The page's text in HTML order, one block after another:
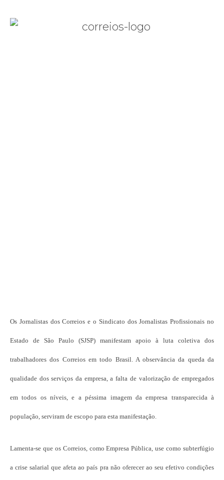
Os Jornalistas dos Correios e o Sindicato dos Jornalistas Profissionais no
Estado de São Paulo (SJSP) manifestam apoio à luta coletiva dos
trabalhadores dos Correios em todo Brasil. A observância da queda da
qualidade dos serviços da empresa, a falta de valorização de empregados
em todos os níveis, e a péssima imagem da empresa transparecida à
população, serviram de escopo para esta manifestação.
Lamenta-se que os Correios, como Empresa Pública, use como subterfúgio
a crise salarial que afeta ao país pra não oferecer ao seu efetivo condições